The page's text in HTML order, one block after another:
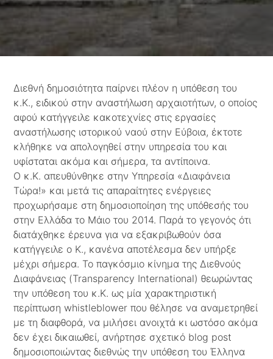
Διεθνή δημοσιότητα παίρνει πλέον η υπόθεση του
κ.Κ., ειδικού στην αναστήλωση αρχαιοτήτων, ο οποίος
αφού κατήγγειλε κακοτεχνίες στις εργασίες
αναστήλωσης ιστορικού ναού στην Εύβοια, έκτοτε
κλήθηκε να απολογηθεί στην υπηρεσία του και
υφίσταται ακόμα και σήμερα, τα αντίποινα.
Ο κ.Κ. απευθύνθηκε στην Υπηρεσία «Διαφάνεια
Τώρα!» και μετά τις απαραίτητες ενέργειες
προχωρήσαμε στη δημοσιοποίηση της υπόθεσής του
στην Ελλάδα το Μάιο του 2014. Παρά το γεγονός ότι
διατάχθηκε έρευνα για να εξακριβωθούν όσα
κατήγγειλε ο Κ., κανένα αποτέλεσμα δεν υπήρξε
μέχρι σήμερα. Το παγκόσμιο κίνημα της Διεθνούς
Διαφάνειας (Transparency International) θεωρώντας
την υπόθεση του κ.Κ. ως μία χαρακτηριστική
περίπτωση whistleblower που θέλησε να αναμετρηθεί
με τη διαφθορά, να μιλήσει ανοιχτά κι ωστόσο ακόμα
δεν έχει δικαιωθεί, ανήρτησε σχετικό blog post
δημοσιοποιώντας διεθνώς την υπόθεση του Έλληνα